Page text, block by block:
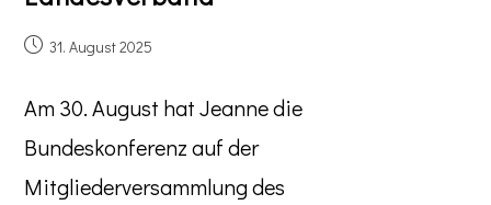
31. August 2025
Am 30. August hat Jeanne die
Bundeskonferenz auf der
Mitgliederversammlung des